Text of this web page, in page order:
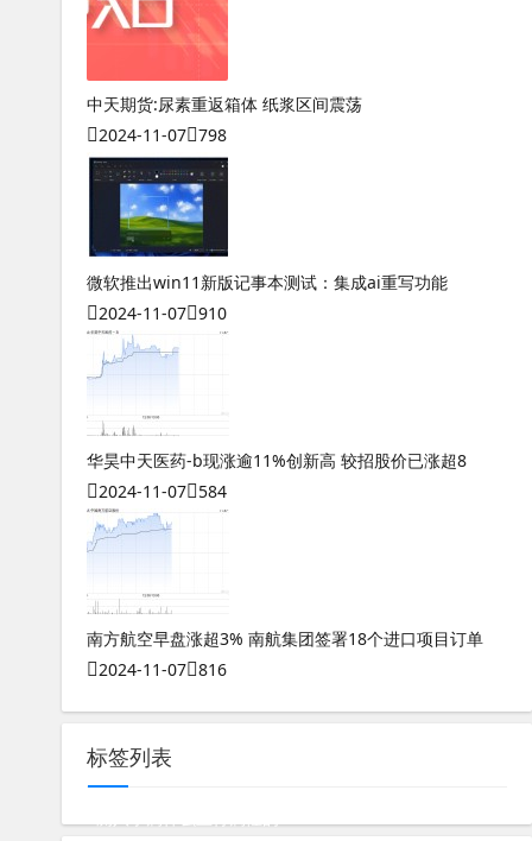
中天期货:尿素重返箱体 纸浆区间震荡
2024-11-07 798
微软推出win11新版记事本测试：集成ai重写功能
2024-11-07 910
华昊中天医药-b现涨逾11%创新高 较招股价已涨超8
2024-11-07 584
南方航空早盘涨超3% 南航集团签署18个进口项目订单
2024-11-07 816
标签列表